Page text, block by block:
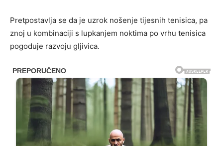
Pretpostavlja se da je uzrok nošenje tijesnih tenisica, pa
znoj u kombinaciji s lupkanjem noktima po vrhu tenisica
pogoduje razvoju gljivica.